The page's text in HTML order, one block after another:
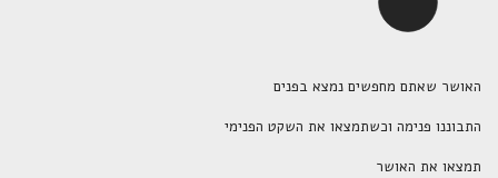
האושר שאתם מחפשים נמצא בפנים
התבוננו פנימה וכשתמצאו את השקט הפנימי
תמצאו את האושר